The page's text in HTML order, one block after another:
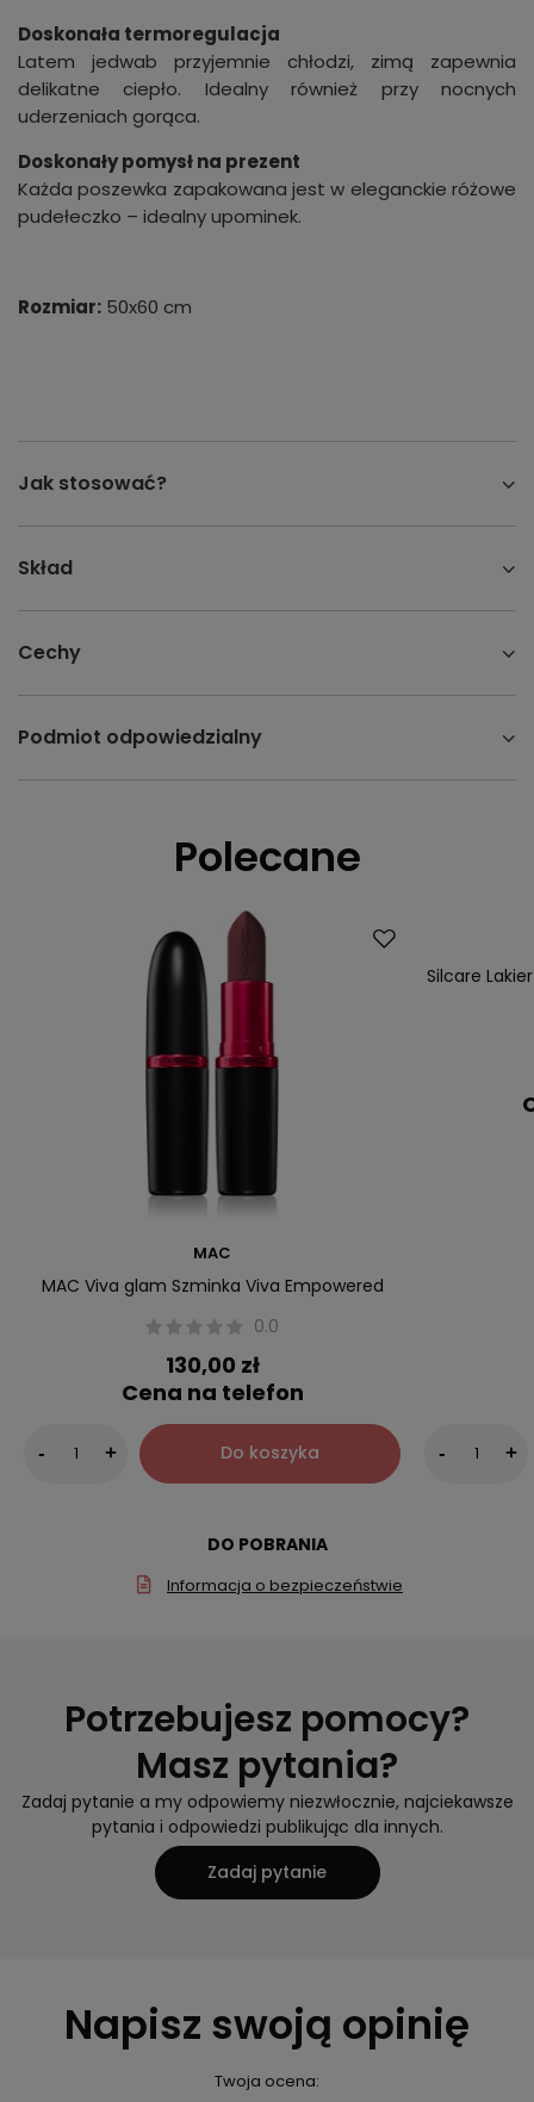
Doskonała termoregulacja
Latem jedwab przyjemnie chłodzi, zimą zapewnia
delikatne ciepło. Idealny również przy nocnych
uderzeniach gorąca.
Doskonały pomysł na prezent
Każda poszewka zapakowana jest w eleganckie różowe
pudełeczko – idealny upominek.
Rozmiar: 50x60 cm
Jak stosować?
Skład
Cechy
Podmiot odpowiedzialny
Polecane
MAC
MAC Viva glam Szminka Viva Empowered
0.0
130,00 zł
Cena na telefon
- + Do koszyka
Silcare
- +
DO POBRANIA
Informacja o bezpieczeństwie
Potrzebujesz pomocy?
Masz pytania?
Zadaj pytanie a my odpowiemy niezwłocznie, najciekawsze
pytania i odpowiedzi publikując dla innych.
Zadaj pytanie
Napisz swoją opinię
Twoja ocena: